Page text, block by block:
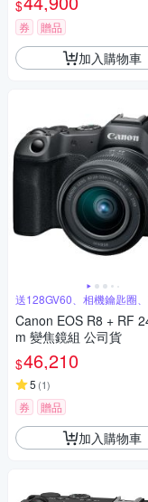
$
券 贈品
加入購物車
送128GV60、相機鑰匙圈
霧
Canon EOS R8 + RF
m 變焦鏡組 公司貨
$46,210
5 (1)
券 贈品
加入購物車